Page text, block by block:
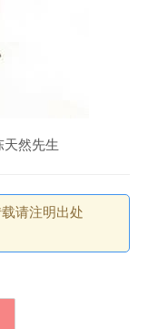
然先生
请注明出处